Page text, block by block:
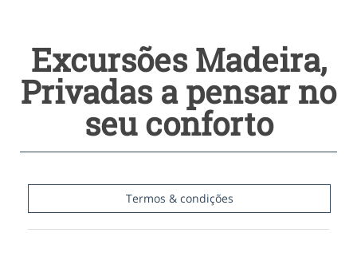
Excursões Madeira,
Privadas a pensar no
seu conforto
Termos & condições